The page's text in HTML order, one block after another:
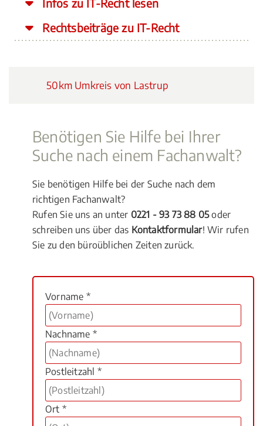
Infos zu IT-Recht lesen
Rechtsbeiträge zu IT-Recht
50km Umkreis von Lastrup
Benötigen Sie Hilfe bei Ihrer
Suche nach einem Fachanwalt?
Sie benötigen Hilfe bei der Suche nach dem
richtigen Fachanwalt?
Rufen Sie uns an unter 0221 - 93 73 88 05oder
schreiben uns über das Kontaktformular! Wir rufen
Sie zu den büroüblichen Zeiten zurück.
Vorname *
Nachname *
Postleitzahl *
Ort *